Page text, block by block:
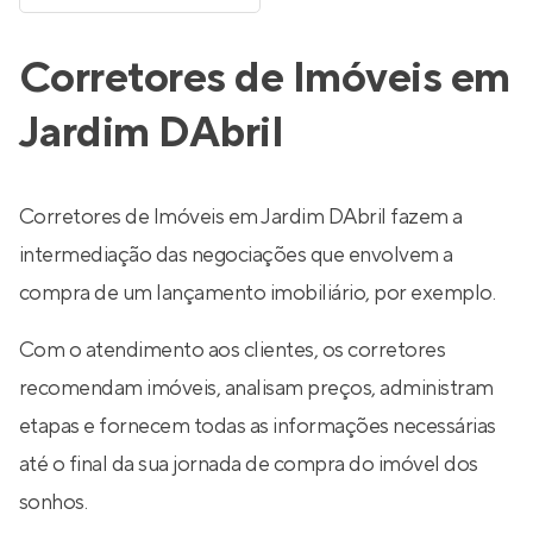
Corretores de Imóveis em
Jardim DAbril
Corretores de Imóveis em Jardim DAbril fazem a
intermediação das negociações que envolvem a
compra de um lançamento imobiliário, por exemplo.
Com o atendimento aos clientes, os corretores
recomendam imóveis, analisam preços, administram
etapas e fornecem todas as informações necessárias
até o final da sua jornada de compra do imóvel dos
sonhos.